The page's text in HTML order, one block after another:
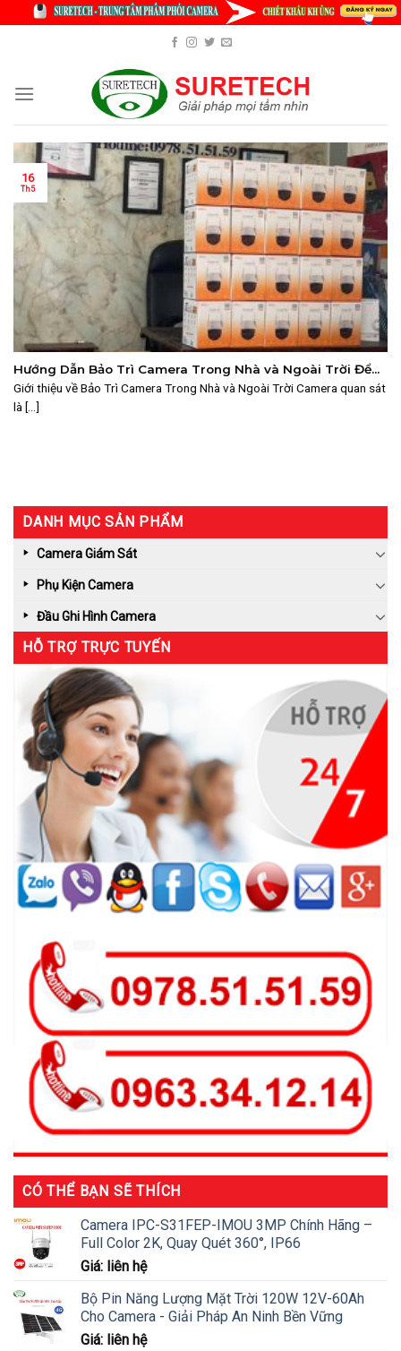
Hướng Dẫn Bảo Trì Camera Trong Nhà và Ngoài Trời Để
Tăng Tuổi Thọ
Giới thiệu về Bảo Trì Camera Trong Nhà và Ngoài Trời Camera quan sát
là [...]
16
Th5
DANH MỤC SẢN PHẨM
Camera Giám Sát
Phụ Kiện Camera
Đầu Ghi Hình Camera
HỖ TRỢ TRỰC TUYẾN
CÓ THỂ BẠN SẼ THÍCH
Camera IPC-S31FEP-IMOU 3MP Chính Hãng –
Full Color 2K, Quay Quét 360°, IP66
Giá: liên hệ
Bộ Pin Năng Lượng Mặt Trời 120W 12V-60Ah
Cho Camera - Giải Pháp An Ninh Bền Vững
Giá: liên hệ